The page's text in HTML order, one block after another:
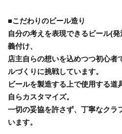
■こだわりのビール造り
自分の考えを表現できるビール(
義付け、
店主自らの想いを込めつつ初心者
ルづくりに挑戦しています。
ビールを製造する上で使用する道
自らカスタマイズ。
一切の妥協を許さず、丁寧なクラ
います。